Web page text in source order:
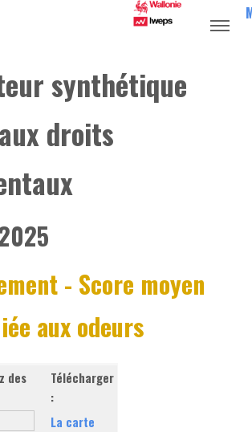
synthétique
droits
- Score moyen
aux odeurs
des
Télécharger
:
La carte